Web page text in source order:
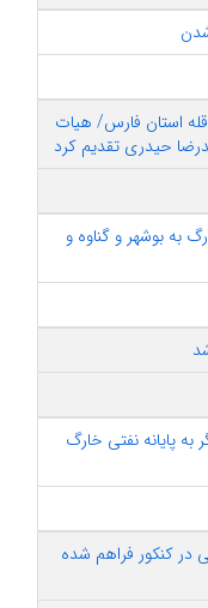
استان فارس/ هیات
حیدری تقدیم کرد
خارگ به بوشهر و گناوه و
به پایانه نفتی خارگ
در کنکور فراهم شده